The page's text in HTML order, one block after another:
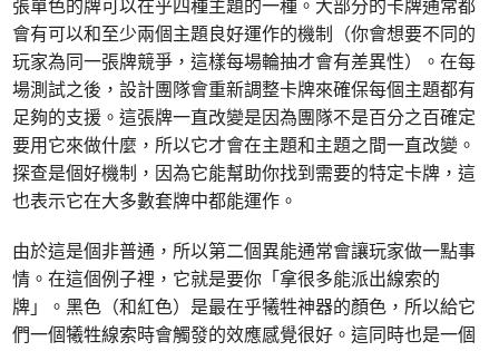
張單色的牌可以在乎四種主題的一種。大部分的卡牌通常都
會有可以和至少兩個主題良好運作的機制（你會想要不同的
玩家為同一張牌競爭，這樣每場輪抽才會有差異性）。在每
場測試之後，設計團隊會重新調整卡牌來確保每個主題都有
足夠的支援。這張牌一直改變是因為團隊不是百分之百確定
要用它來做什麼，所以它才會在主題和主題之間一直改變。
探查是個好機制，因為它能幫助你找到需要的特定卡牌，這
也表示它在大多數套牌中都能運作。
由於這是個非普通，所以第二個異能通常會讓玩家做一點事
情。在這個例子裡，它就是要你「拿很多能派出線索的
牌」。黑色（和紅色）是最在乎犧牲神器的顏色，所以給它
們一個犧牲線索時會觸發的效應感覺很好。這同時也是一個